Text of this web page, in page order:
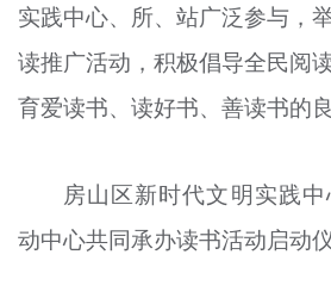
榜样人物
身边好人
北京宣传文化引导基金
宣传思想文化人才
实践中心、所、站广泛参与，
读推广活动，积极倡导全民阅
育爱读书、读好书、善读书的良
房山区新时代文明实践
动中心共同承办读书活动启动仪